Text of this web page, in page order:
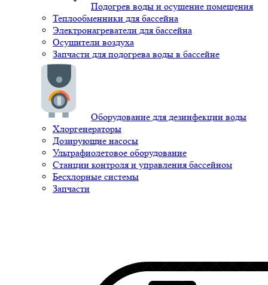
Подогрев воды и осушение помещения
Теплообменники для бассейна
Электронагреватели для бассейна
Осушители воздуха
Запчасти для подогрева воды в бассейне
Оборудование для дезинфекции воды
Хлоргенераторы
Дозирующие насосы
Ультрафиолетовое оборудование
Станции контроля и управления бассейном
Бесхлорные системы
Запчасти